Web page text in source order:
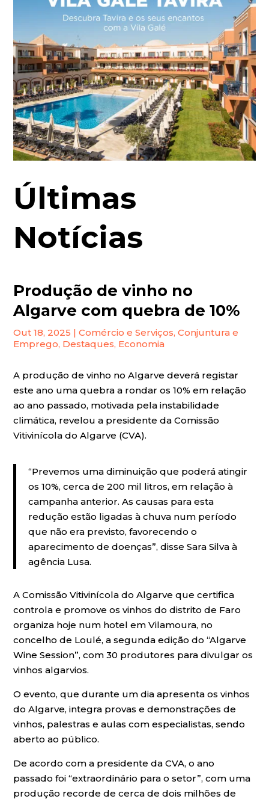
Últimas
Notícias
Produção de vinho no
Algarve com quebra de 10%
Out 18, 2025 |Comércio e Serviços,Conjuntura e
Emprego, Destaques, Economia
A produção de vinho no Algarve deverá registar
este ano uma quebra a rondar os 10% em relação
ao ano passado, motivada pela instabilidade
climática, revelou a presidente da Comissão
Vitivinícola do Algarve (CVA).
“Prevemos uma diminuição que poderá atingir
os 10%, cerca de 200 mil litros, em relação à
campanha anterior. As causas para esta
redução estão ligadas à chuva num período
que não era previsto, favorecendo o
aparecimento de doenças”, disse Sara Silva à
agência Lusa.
A Comissão Vitivinícola do Algarve que certifica
controla e promove os vinhos do distrito de Faro
organiza hoje num hotel em Vilamoura, no
concelho de Loulé, a segunda edição do “Algarve
Wine Session”, com 30 produtores para divulgar os
vinhos algarvios.
O evento, que durante um dia apresenta os vinhos
do Algarve, integra provas e demonstrações de
vinhos, palestras e aulas com especialistas, sendo
aberto ao público.
De acordo com a presidente da CVA, o ano
passado foi “extraordinário para o setor”, com uma
produção recorde de cerca de dois milhões de